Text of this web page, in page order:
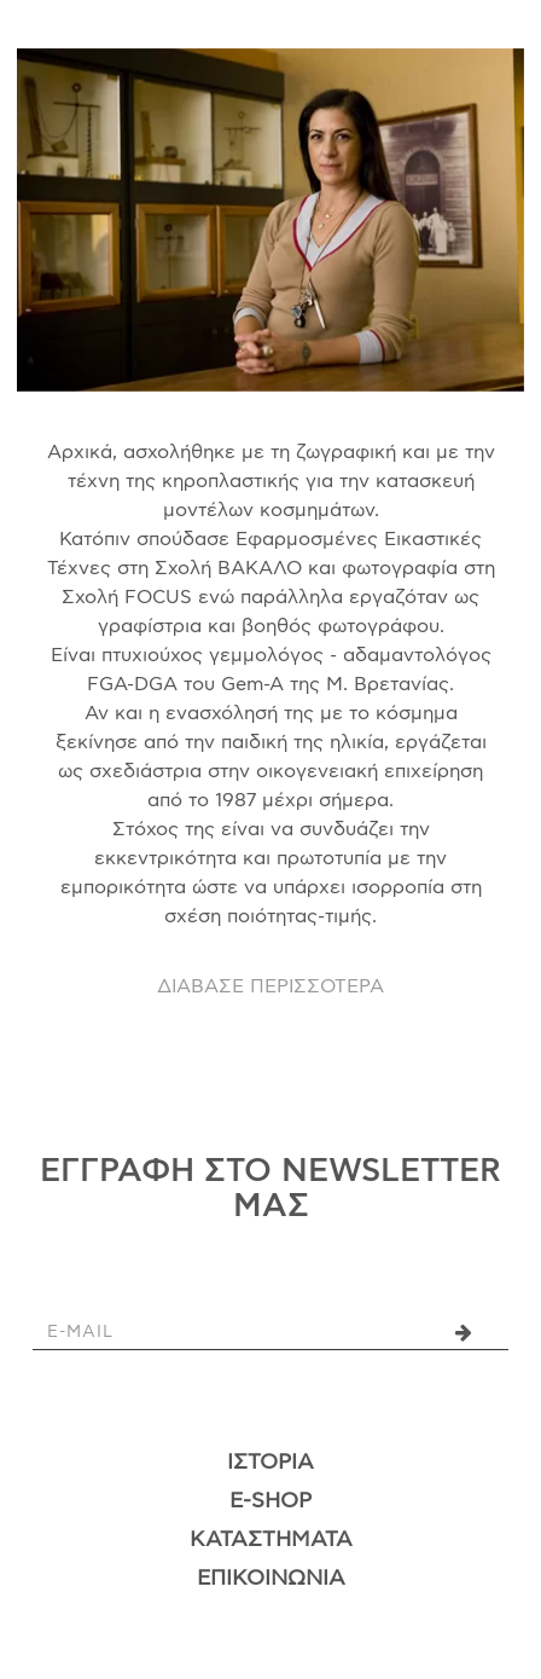
Αρχικά, ασχολήθηκε με τη ζωγραφική και με την
τέχνη της κηροπλαστικής για την κατασκευή
μοντέλων κοσμημάτων.
Κατόπιν σπούδασε Εφαρμοσμένες Εικαστικές
Τέχνες στη Σχολή ΒΑΚΑΛΟ και φωτογραφία στη
Σχολή FOCUS ενώ παράλληλα εργαζόταν ως
γραφίστρια και βοηθός φωτογράφου.
Είναι πτυχιούχος γεμμολόγος - αδαμαντολόγος
FGA-DGA του Gem-A της Μ. Βρετανίας.
Αν και η ενασχόλησή της με το κόσμημα
ξεκίνησε από την παιδική της ηλικία, εργάζεται
ως σχεδιάστρια στην οικογενειακή επιχείρηση
από το 1987 μέχρι σήμερα.
Στόχος της είναι να συνδυάζει την
εκκεντρικότητα και πρωτοτυπία με την
εμπορικότητα ώστε να υπάρχει ισορροπία στη
σχέση ποιότητας-τιμής.
ΔΙΑΒΑΣΕ ΠΕΡΙΣΣΟΤΕΡΑ
ΕΓΓΡΑΦΗ ΣΤΟ NEWSLETTER
ΜΑΣ
ΙΣΤΟΡΊΑ
E-SHOP
ΚΑΤΑΣΤΉΜΑΤΑ
ΕΠΙΚΟΙΝΩΝΊΑ